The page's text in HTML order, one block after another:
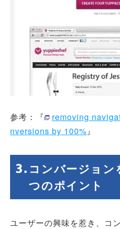
参考：『
removing
nversions by 100%』
コンバージョン
つのポイント
ユーザーの興味を惹き、コ